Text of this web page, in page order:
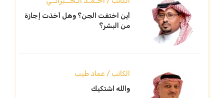
أين اختفت الجن؟ وهل أخذت إجازة
من البشر؟
الكاتب / عماد طيب
والله اشتكيك